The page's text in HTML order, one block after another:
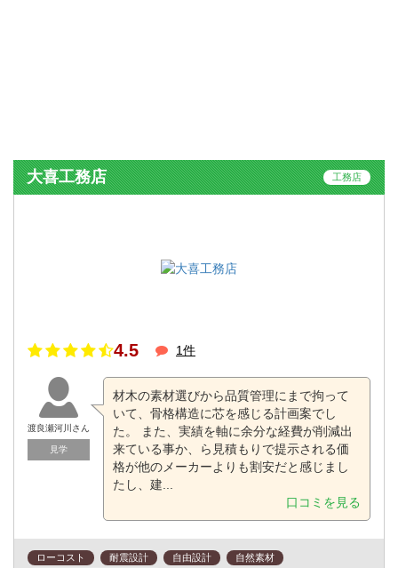
大喜工務店 工務店
4.5 1件
渡良瀬河川さん
見学
材木の素材選びから品質管理にまで拘って
いて、骨格構造に芯を感じる計画案でし
た。 また、実績を軸に余分な経費が削減出
来ている事か、ら見積もりで提示される価
格が他のメーカーよりも割安だと感じまし
たし、建...
口コミを見る
ローコスト 耐震設計 自由設計
自然素材